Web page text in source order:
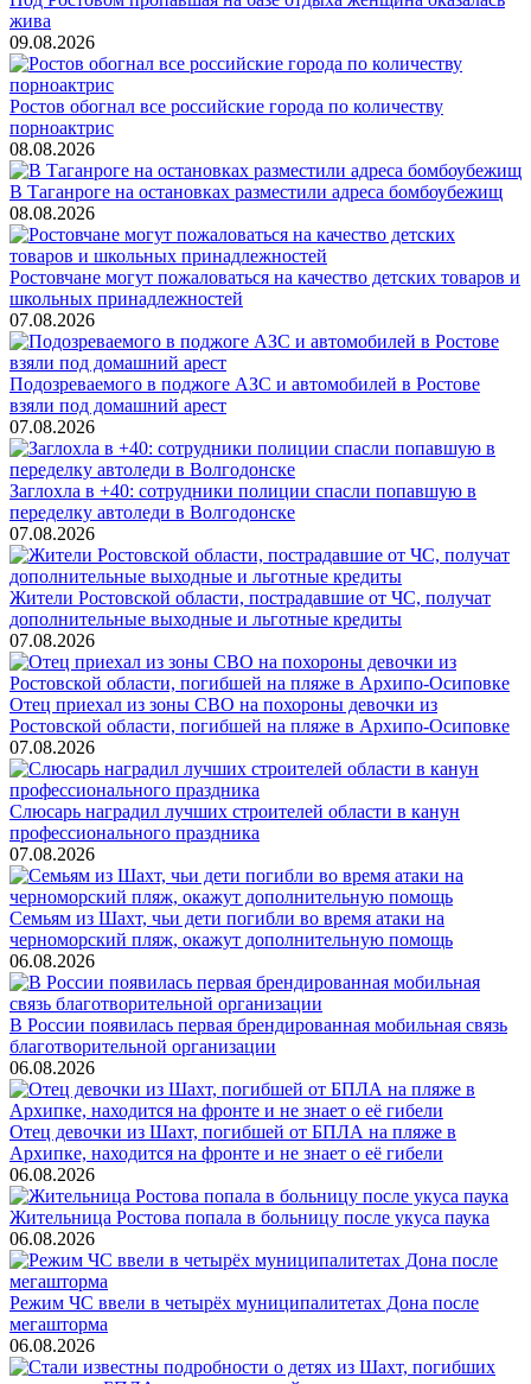
жива
09.08.2026
Ростов обогнал все российские города по количеству
порноактрис
08.08.2026
В Таганроге на остановках разместили адреса бомбоубежищ
08.08.2026
Ростовчане могут пожаловаться на качество детских товаров и
школьных принадлежностей
07.08.2026
Подозреваемого в поджоге АЗС и автомобилей в Ростове
взяли под домашний арест
07.08.2026
Заглохла в +40: сотрудники полиции спасли попавшую в
переделку автоледи в Волгодонске
07.08.2026
Жители Ростовской области, пострадавшие от ЧС, получат
дополнительные выходные и льготные кредиты
07.08.2026
Отец приехал из зоны СВО на похороны девочки из
Ростовской области, погибшей на пляже в Архипо-Осиповке
07.08.2026
Слюсарь наградил лучших строителей области в канун
профессионального праздника
07.08.2026
Семьям из Шахт, чьи дети погибли во время атаки на
черноморский пляж, окажут дополнительную помощь
06.08.2026
В России появилась первая брендированная мобильная связь
благотворительной организации
06.08.2026
Отец девочки из Шахт, погибшей от БПЛА на пляже в
Архипке, находится на фронте и не знает о её гибели
06.08.2026
Жительница Ростова попала в больницу после укуса паука
06.08.2026
Режим ЧС ввели в четырёх муниципалитетах Дона после
мегашторма
06.08.2026